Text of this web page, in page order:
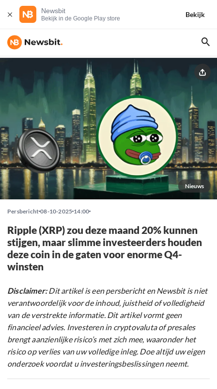
Newsbit
Bekijk in de Google Play store
Bekijk
Nieuws
Persbericht 08-10-2025 14:00
Ripple (XRP) zou deze maand 20% kunnen
stijgen, maar slimme investeerders houden
deze coin in de gaten voor enorme Q4-
winsten
Disclaimer:Dit artikel is een persbericht en Newsbit is niet
verantwoordelijk voor de inhoud, juistheid of volledigheid
van de verstrekte informatie. Dit artikel vormt geen
financieel advies. Investeren in cryptovaluta of presales
brengt aanzienlijke risico’s met zich mee, waaronder het
risico op verlies van uw volledige inleg. Doe altijd uw eigen
onderzoek voordat u investeringsbeslissingen neemt.